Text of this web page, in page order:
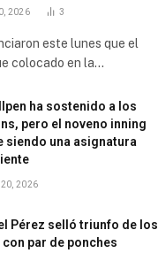
2026 3
este lunes que el
colocado en la…
ha sostenido a los
pero el noveno inning
siendo una asignatura
2026
Pérez selló triunfo de los
con par de ponches